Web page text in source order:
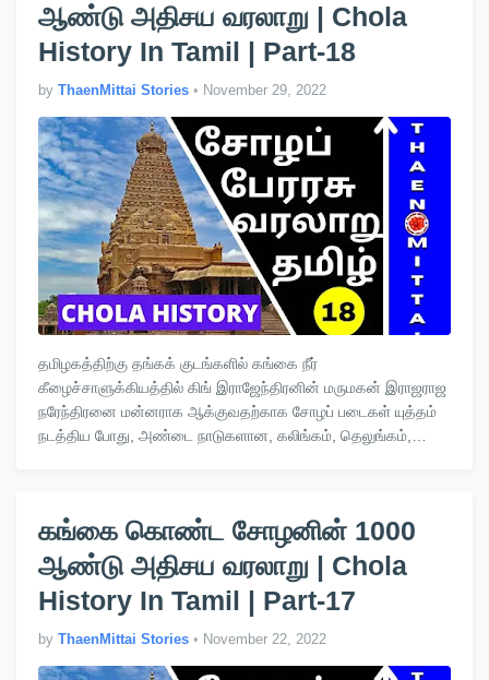
ஆண்டு அதிசய வரலாறு | Chola
History In Tamil | Part-18
by ThaenMittai Stories • November 29, 2022
தமிழகத்திற்கு தங்கக் குடங்களில் கங்கை நீர்
கீழைச்சாளுக்கியத்தில் கிங் இராஜேந்திரனின் மருமகன் இராஜராஜ
நரேந்திரனை மன்னராக ஆக்குவதற்காக சோழப் படைகள் யுத்தம்
நடத்திய போது, அண்டை நாடுகளான, கலிங்கம், தெலுங்கம்,
கங்கை கொண்ட சோழனின் 1000
ஆண்டு அதிசய வரலாறு | Chola
History In Tamil | Part-17
by ThaenMittai Stories • November 22, 2022